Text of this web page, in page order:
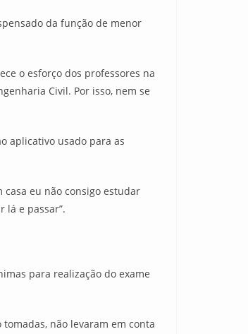
da função de menor
o esforço dos professores na
Civil. Por isso, nem se
aplicativo usado para as
casa eu não consigo estudar
lá e passar”.
para realização do exame
não levaram em conta